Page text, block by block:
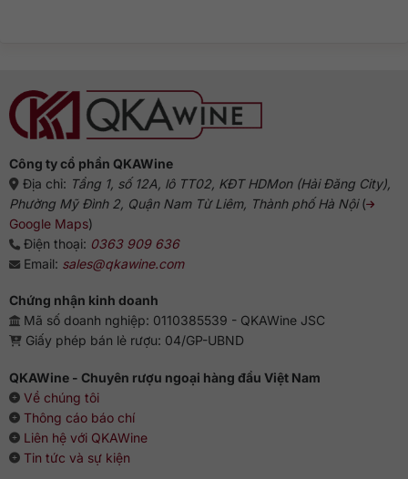
Gợi
ý
chuẩn
vị
từ
chuyên
Công ty cổ phần QKAWine
Địa chỉ: Tầng 1, số 12A, lô TT02, KĐT HDMon (Hải Đăng City),
Phường Mỹ Đình 2, Quận Nam Từ Liêm, Thành phố Hà Nội(
Google Maps)
Điện thoại: 0363 909 636
Email: sales@qkawine.com
Chứng nhận kinh doanh
Mã số doanh nghiệp: 0110385539 - QKAWine JSC
Giấy phép bán lẻ rượu: 04/GP-UBND
QKAWine - Chuyên rượu ngoại hàng đầu Việt Nam
Về chúng tôi
Thông cáo báo chí
Liên hệ với QKAWine
Tin tức và sự kiện